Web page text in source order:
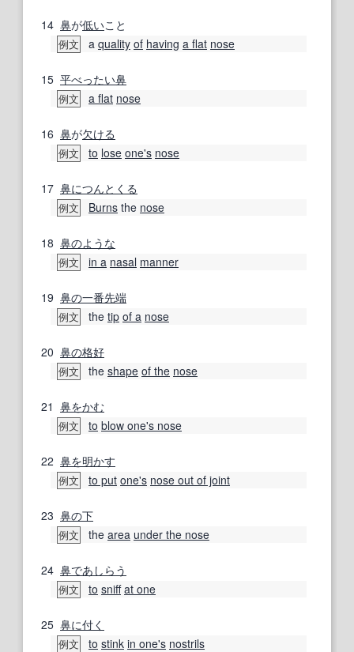
14 鼻が低いこと
例文 a quality of having a flat nose
15 平べったい鼻
例文 a flat nose
16 鼻が欠ける
例文 to lose one's nose
17 鼻につんとくる
例文 Burns the nose
18 鼻のような
例文 in a nasal manner
19 鼻の一番先端
例文 the tip of a nose
20 鼻の格好
例文 the shape of the nose
21 鼻をかむ
例文 to blow one's nose
22 鼻を明かす
例文 to put one's nose out of joint
23 鼻の下
例文 the area under the nose
24 鼻であしらう
例文 to sniff at one
25 鼻に付く
例文 to stink in one's nostrils